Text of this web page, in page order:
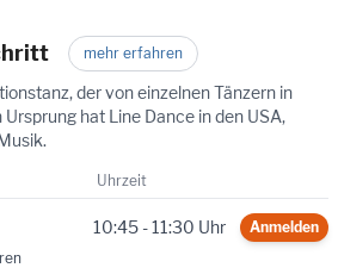
mehr erfahren
der von einzelnen Tänzern in
hat Line Dance in den USA,
Uhrzeit
10:45 - 11:30 Uhr
Anmelden